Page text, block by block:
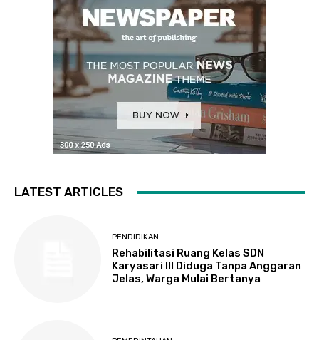
LATEST ARTICLES
PENDIDIKAN
Rehabilitasi Ruang Kelas SDN
Karyasari III Diduga Tanpa Anggaran
Jelas, Warga Mulai Bertanya